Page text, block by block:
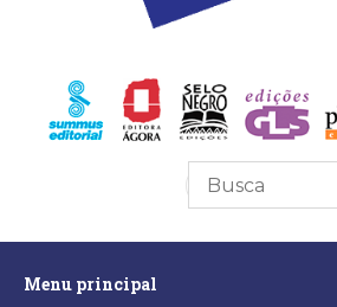
R$0,00
Menu principal
principalAssuntos